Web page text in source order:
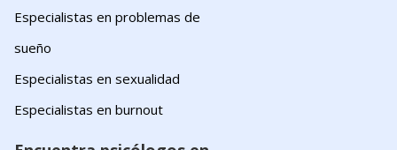
Especialistas en problemas de
sueño
Especialistas en sexualidad
Especialistas en burnout